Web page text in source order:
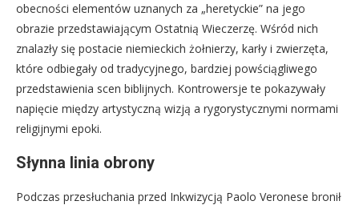
obecności elementów uznanych za „heretyckie” na jego
obrazie przedstawiającym Ostatnią Wieczerzę. Wśród nich
znalazły się postacie niemieckich żołnierzy, karły i zwierzęta,
które odbiegały od tradycyjnego, bardziej powściągliwego
przedstawienia scen biblijnych. Kontrowersje te pokazywały
napięcie między artystyczną wizją a rygorystycznymi normami
religijnymi epoki.
Słynna linia obrony
Podczas przesłuchania przed Inkwizycją Paolo Veronese bronił